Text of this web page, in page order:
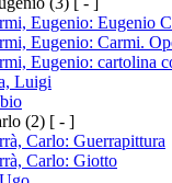
Eugenio: Eugenio
Eugenio: Carmi.
Eugenio: cartolina
Luigi
(2) [ - ]
Carlo: Guerrapittura
Carlo: Giotto